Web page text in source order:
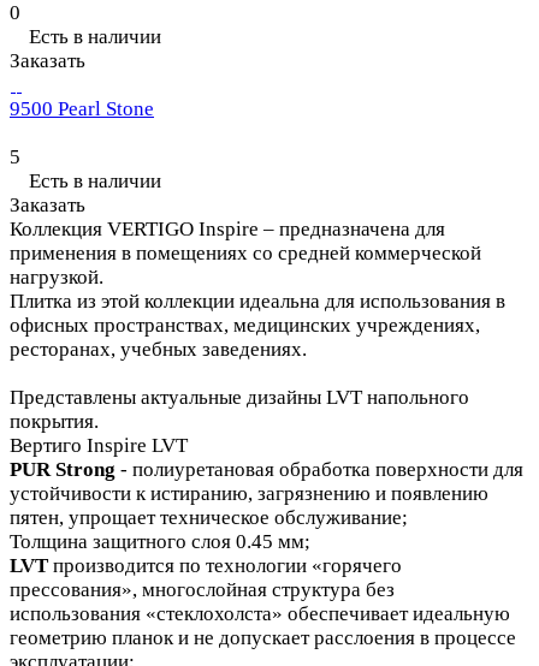
0
Есть в наличии
Заказать
9500 Pearl Stone
5
Есть в наличии
Заказать
Коллекция VERTIGO Inspire – предназначена для
применения в помещениях со средней коммерческой
нагрузкой.
Плитка из этой коллекции идеальна для использования в
офисных пространствах, медицинских учреждениях,
ресторанах, учебных заведениях.
Представлены актуальные дизайны LVT напольного
покрытия.
Вертиго Inspire LVT
PUR Strong - полиуретановая обработка поверхности для
устойчивости к истиранию, загрязнению и появлению
пятен, упрощает техническое обслуживание;
Толщина защитного слоя 0.45 мм;
LVT производится по технологии «горячего
прессования», многослойная структура без
использования «стеклохолста» обеспечивает идеальную
геометрию планок и не допускает расслоения в процессе